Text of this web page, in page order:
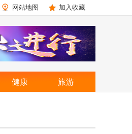
网站地图 加入收藏
健康 旅游